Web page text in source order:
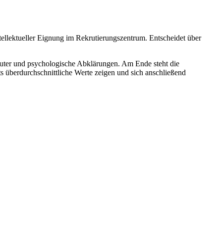
Eignung im Rekrutierungszentrum. Entscheidet über
und psychologische Abklärungen. Am Ende steht die
Werte zeigen und sich anschließend